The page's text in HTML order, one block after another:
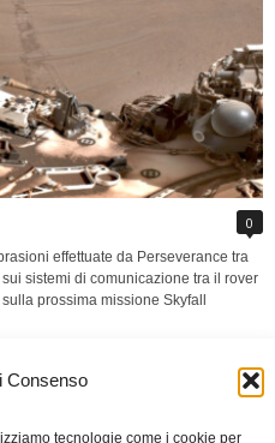
Consenso
tecnologie come i cookie per
0
effettuate da Perseverance tra
sistemi di comunicazione tra il rover
prossima missione Skyfall